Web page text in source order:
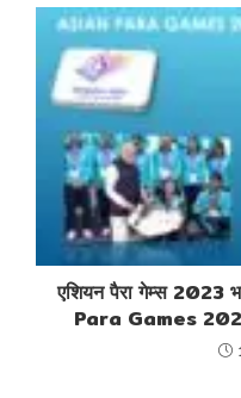
एशियन पैरा गेम्स 2023
Para Games